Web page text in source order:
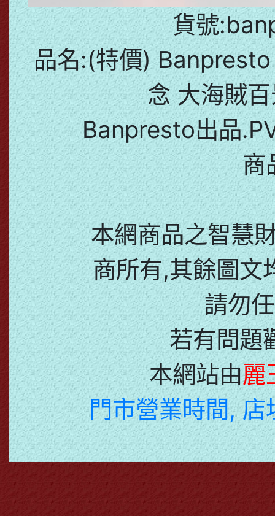
貨號
品名:(特價)
念 大海賊
Banpresto出品
商
本網商品之智慧
商所有,其餘圖文
請勿
若有問題
本網站由麗
門市營業時間,